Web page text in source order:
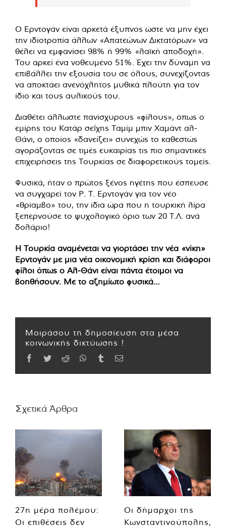
Ο Ερντογάν είναι αρκετά έξυπνος ώστε να μην έχει
την ιδιοτροπία άλλων «Απατεώνων Δικτατόρων» να
θέλει να εμφανίσει 98% ή 99% «λαϊκή αποδοχή».
Του αρκεί ένα νοθευμένο 51%. Έχει την δύναμη να
επιβάλλει την εξουσία του σε όλους, συνεχίζοντας
να αποκτάει ανενόχλητος μυθικά πλούτη για τον
ίδιο και τους αυλικούς του.
Διαθέτει άλλωστε πανίσχυρους «φίλους», όπως ο
εμίρης του Κατάρ σεΐχης Ταμίμ μπιν Χαμάντ αλ-
Θάνι, ο οποίος «δανείζει» συνεχώς το καθεστώς
αγοράζοντας σε τιμές ευκαιρίας τις πιο σημαντικές
επιχειρήσεις της Τουρκίας σε διαφορετικούς τομείς.
Φυσικά, ήταν ο πρώτος ξένος ηγέτης που έσπευσε
να συγχαρεί τον Ρ. Τ. Ερντογάν για τον νέο
«θρίαμβο» του, την ίδια ώρα που η τουρκική λίρα
ξεπερνούσε το ψυχολογικό όριο των 20 Τ.Λ. ανά
δολάριο!
Η Τουρκία αναμένεται να γιορτάσει την νέα «νίκη»
Ερντογάν με μια νέα οικονομική κρίση και διάφοροι
φίλοι όπως ο Αλ-Θάνι είναι πάντα έτοιμοι να
βοηθήσουν. Με το αζημίωτο φυσικά…
Μοιράσου τη δημοσίευση στα μέσα
κοινωνικής δικτύωσης !
Facebook
TwitterReddit WhatsApp
TumblrEmail
Σχετικά Άρθρα
27η μέρα πολέμου:
Οι επιθέσεις δεν
Οι δήμαρχοι της
Κωνσταντινούπολης,